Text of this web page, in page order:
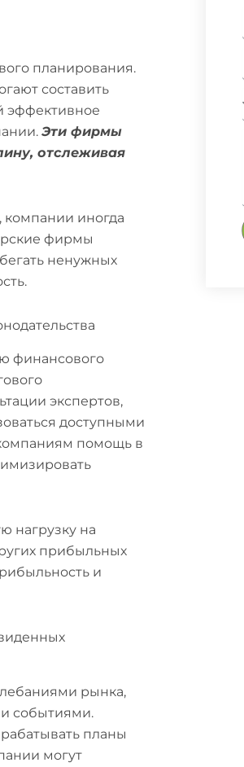
планирования.
составить
эффективное
Эти фирмы
отслеживая
компании иногда
фирмы
ненужных
финансового
экспертов,
доступными
помощь в
нагрузку на
прибыльных
и
рынка,
событиями.
планы
могут